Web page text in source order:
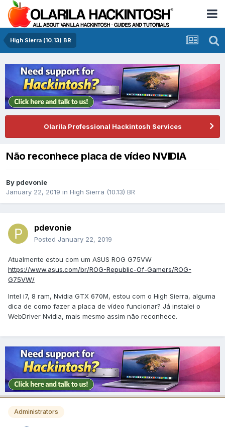
High Sierra (10.13) BR
Olarila Professional Hackintosh Services
Não reconhece placa de vídeo NVIDIA
By pdevonie
January 22, 2019 in High Sierra (10.13) BR
pdevonie
Posted January 22, 2019
Atualmente estou com um ASUS ROG G75VW
https://www.asus.com/br/ROG-Republic-Of-Gamers/ROG-
G75VW/
Intel i7, 8 ram, Nvidia GTX 670M, estou com o High Sierra, alguma
dica de como fazer a placa de vídeo funcionar? Já instalei o
WebDriver Nvidia, mais mesmo assim não reconhece.
Administrators